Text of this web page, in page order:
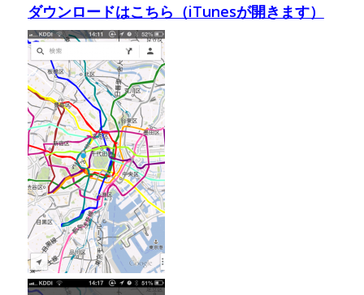
ダウンロードはこちら（iTunesが開きます）